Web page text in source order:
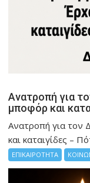
Ανατροπή για
μποφόρ και
Ανατροπή για τον
και καταιγίδες –
ΕΠΙΚΑΙΡΟΤΗΤΑ